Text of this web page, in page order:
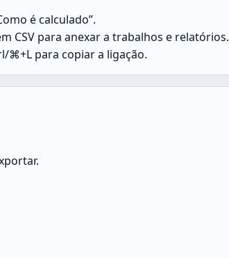
é calculado”.
CSV para anexar a trabalhos e relatórios.
⌘+L para copiar a ligação.